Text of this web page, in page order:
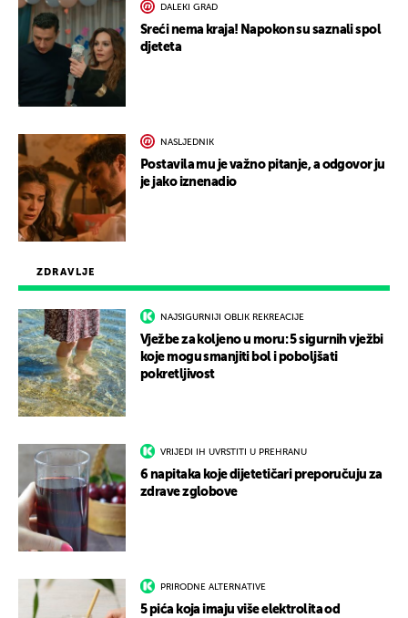
ZDRAVLJE
NAJSIGURNIJI OBLIK REKREACIJE
Vježbe za koljeno u moru: 5 sigurnih vježbi
koje mogu smanjiti bol i poboljšati
pokretljivost
VRIJEDI IH UVRSTITI U PREHRANU
6 napitaka koje dijetetičari preporučuju za
zdrave zglobove
PRIRODNE ALTERNATIVE
5 pića koja imaju više elektrolita od
DALEKI GRAD
Sreći nema kraja! Napokon su saznali spol
djeteta
NASLJEDNIK
Postavila mu je važno pitanje, a odgovor ju
je jako iznenadio